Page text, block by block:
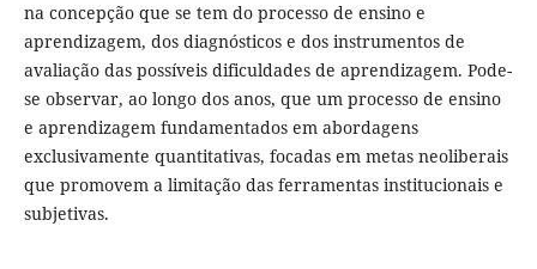
na concepção que se tem do processo de ensino e
aprendizagem, dos diagnósticos e dos instrumentos de
avaliação das possíveis dificuldades de aprendizagem. Pode-
se observar, ao longo dos anos, que um processo de ensino
e aprendizagem fundamentados em abordagens
exclusivamente quantitativas, focadas em metas neoliberais
que promovem a limitação das ferramentas institucionais e
subjetivas.